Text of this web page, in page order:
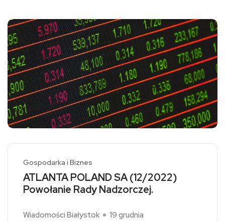
Gospodarka i Biznes
ATLANTA POLAND SA (12/2022)
Powołanie Rady Nadzorczej.
Wiadomości Białystok 19 grudnia